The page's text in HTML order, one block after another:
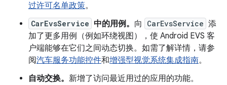
过许可名单政策。
CarEvsService 中的用例。 向 CarEvsService 添
加了更多用例（例如环绕视图），使 Android EVS 客
户端能够在它们之间动态切换。如需了解详情，请参
阅汽车服务功能控件和增强型视觉系统集成指南。
自动交换。 新增了访问最近用过的应用的功能。